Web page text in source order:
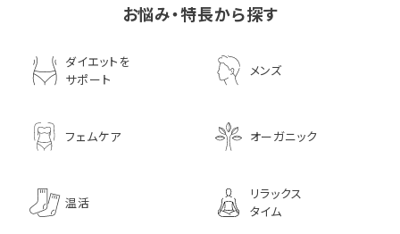
お悩み・特長から探す
ダイエットを
サポート
メンズ
フェムケア オーガニック
温活
リラックス
タイム